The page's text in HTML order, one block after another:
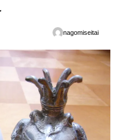
nagomiseitai